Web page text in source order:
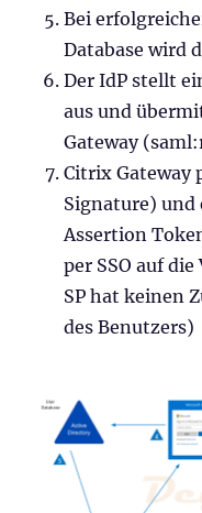
Bei
Database wird
Der IdP stellt
aus und
Gateway
Citrix Gateway
Signature) und
Assertion
per SSO auf
SP hat keinen
des Benutzers)